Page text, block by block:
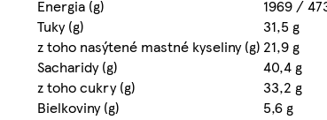
Energia (g)
1969 /
Tuky (g)
31,5 g
z toho nasýtené mastné kyseliny (g) 21,9 g
Sacharidy (g)
40,4 g
z toho cukry (g)
33,2 g
Bielkoviny (g)
5,6 g